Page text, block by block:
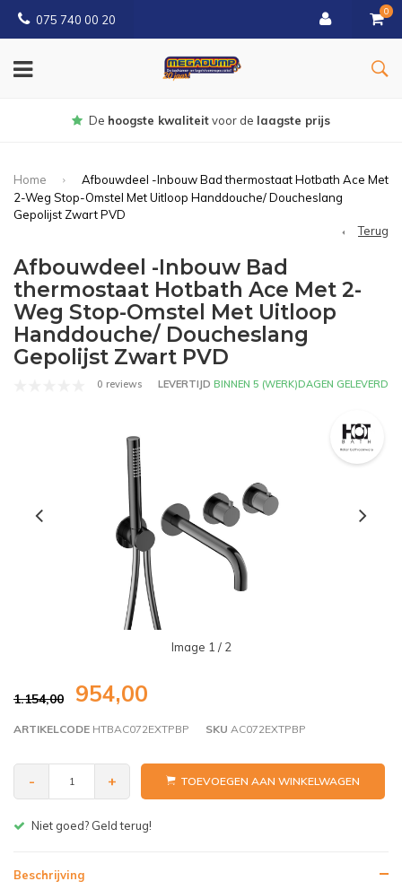
075 740 00 20
0
Gratisbezorgd vanaf € 150
Home
Afbouwdeel -Inbouw Bad thermostaat Hotbath Ace Met
2-Weg Stop-Omstel Met Uitloop Handdouche/ Doucheslang
Gepolijst Zwart PVD
Terug
Afbouwdeel -Inbouw Bad
thermostaat Hotbath Ace Met 2-
Weg Stop-Omstel Met Uitloop
Handdouche/ Doucheslang
Gepolijst Zwart PVD
0 reviews LEVERTIJD BINNEN 5 (WERK)DAGEN GELEVERD
Image 1 / 2
1.154,00 954,00
ARTIKELCODE HTBAC072EXTPBP SKU AC072EXTPBP
- + TOEVOEGEN AAN WINKELWAGEN
Gratis bezorgen v.a. € 150,- (NL)
Beschrijving